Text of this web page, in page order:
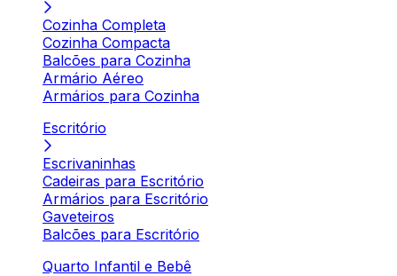
Cozinha Completa
Cozinha Compacta
Balcões para Cozinha
Armário Aéreo
Armários para Cozinha
Escritório
Escrivaninhas
Cadeiras para Escritório
Armários para Escritório
Gaveteiros
Balcões para Escritório
Quarto Infantil e Bebê